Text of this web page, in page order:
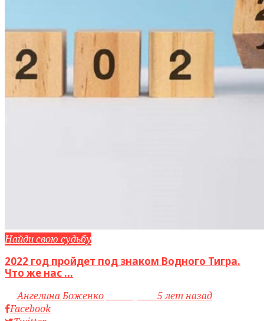
Найди свою судьбу
2022 год пройдет под знаком Водного Тигра.
Что же нас ...
byАнгелина Боженко
5 лет назад
Facebook